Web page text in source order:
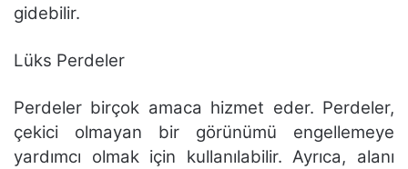
gidebilir.
Lüks Perdeler
Perdeler birçok amaca hizmet eder. Perdeler,
çekici olmayan bir görünümü engellemeye
yardımcı olmak için kullanılabilir. Ayrıca, alanı